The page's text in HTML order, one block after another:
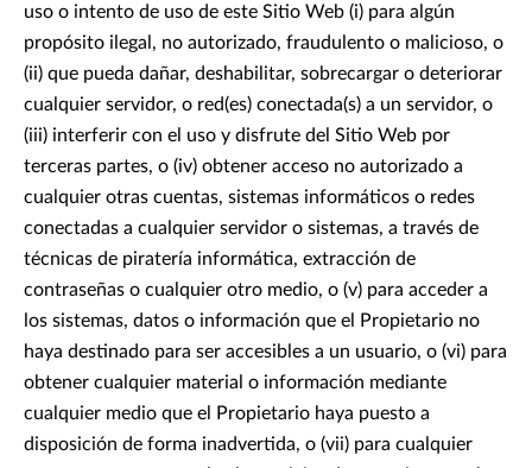
uso o intento de uso de este Sitio Web (i) para algún
propósito ilegal, no autorizado, fraudulento o malicioso, o
(ii) que pueda dañar, deshabilitar, sobrecargar o deteriorar
cualquier servidor, o red(es) conectada(s) a un servidor, o
(iii) interferir con el uso y disfrute del Sitio Web por
terceras partes, o (iv) obtener acceso no autorizado a
cualquier otras cuentas, sistemas informáticos o redes
conectadas a cualquier servidor o sistemas, a través de
técnicas de piratería informática, extracción de
contraseñas o cualquier otro medio, o (v) para acceder a
los sistemas, datos o información que el Propietario no
haya destinado para ser accesibles a un usuario, o (vi) para
obtener cualquier material o información mediante
cualquier medio que el Propietario haya puesto a
disposición de forma inadvertida, o (vii) para cualquier